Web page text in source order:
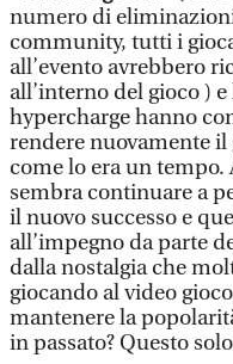
numero di
community, tutti i
all’evento avrebbero
all’interno del gioco )
hypercharge hanno
rendere nuovamente
come lo era un
sembra continuare a
il nuovo successo e
all’impegno da parte
dalla nostalgia che
giocando al video
mantenere la
in passato? Questo